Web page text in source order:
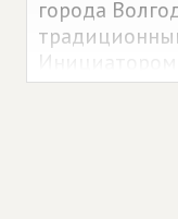
города
акции